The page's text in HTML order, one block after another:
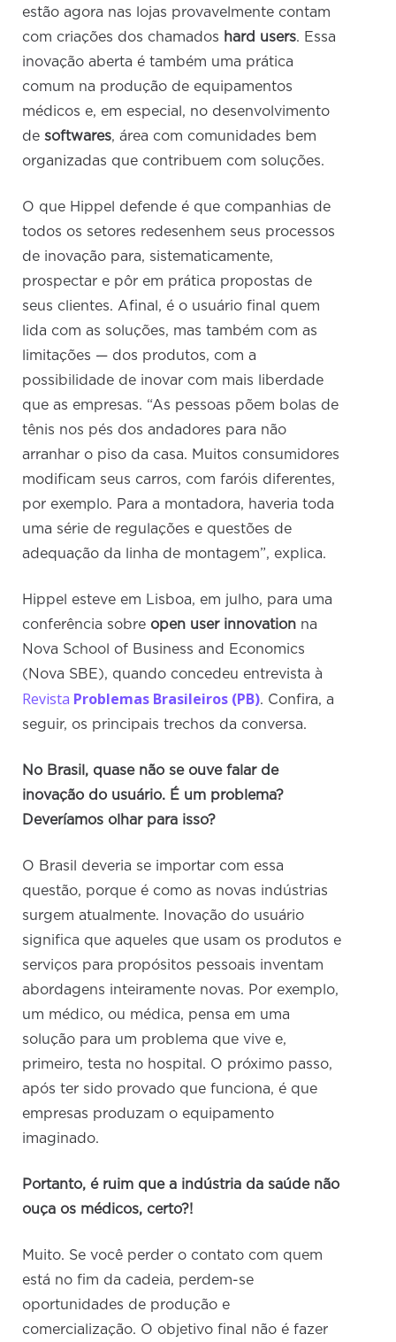
estão agora nas lojas provavelmente contam
com criações dos chamados hard users. Essa
inovação aberta é também uma prática
comum na produção de equipamentos
médicos e, em especial, no desenvolvimento
desoftwares, área com comunidades bem
organizadas que contribuem com soluções.
O que Hippel defende é que companhias de
todos os setores redesenhem seus processos
de inovação para, sistematicamente,
prospectar e pôr em prática propostas de
seus clientes. Afinal, é o usuário final quem
lida com as soluções, mas também com as
limitações — dos produtos, com a
possibilidade de inovar com mais liberdade
que as empresas. “As pessoas põem bolas de
tênis nos pés dos andadores para não
arranhar o piso da casa. Muitos consumidores
modificam seus carros, com faróis diferentes,
por exemplo. Para a montadora, haveria toda
uma série de regulações e questões de
adequação da linha de montagem”, explica.
Hippel esteve em Lisboa, em julho, para uma
conferência sobre open user innovation na
Nova School of Business and Economics
(Nova SBE), quando concedeu entrevista à
Revista Problemas Brasileiros (PB). Confira, a
seguir, os principais trechos da conversa.
No Brasil, quase não se ouve falar de
inovação do usuário. É um problema?
Deveríamos olhar para isso?
O Brasil deveria se importar com essa
questão, porque é como as novas indústrias
surgem atualmente. Inovação do usuário
significa que aqueles que usam os produtos e
serviços para propósitos pessoais inventam
abordagens inteiramente novas. Por exemplo,
um médico, ou médica, pensa em uma
solução para um problema que vive e,
primeiro, testa no hospital. O próximo passo,
após ter sido provado que funciona, é que
empresas produzam o equipamento
imaginado.
Portanto, é ruim que a indústria da saúde não
ouça os médicos, certo?!
Muito. Se você perder o contato com quem
está no fim da cadeia, perdem-se
oportunidades de produção e
comercialização. O objetivo final não é fazer